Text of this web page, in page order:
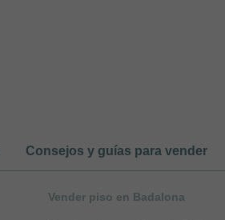
Consejos y guías para vender
Vender piso en Badalona